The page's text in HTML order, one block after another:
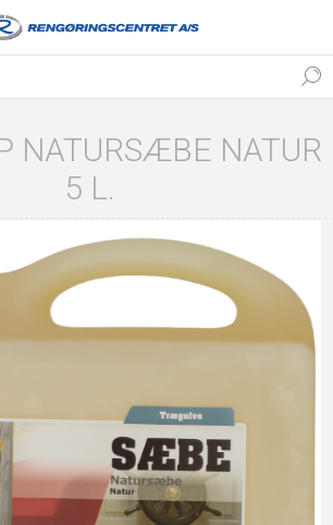
NATURSÆBE NATUR
5 L.